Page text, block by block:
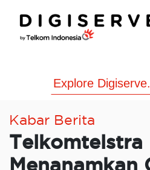
content
Kabar Berita
Telkomtelstra
Menanamkan